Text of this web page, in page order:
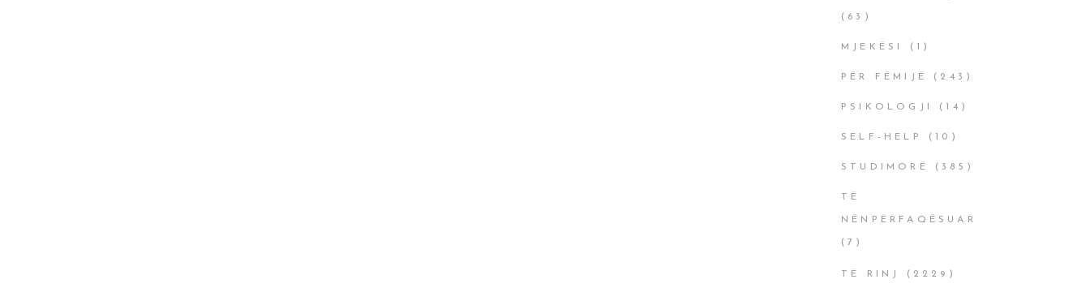
(63)
MJEKËSI (1)
PËR FËMIJË (243)
PSIKOLOGJI (14)
SELF-HELP (10)
STUDIMORË (385)
TË
NËNPËRFAQËSUAR
(7)
TË RINJ (2229)